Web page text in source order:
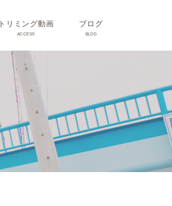
トリミング動画
ACCESS
ブログ
BLOG
うさぎ、ハムスター、小鳥、
モルモットなどについて
トリミング事例集
ホリスティック医療